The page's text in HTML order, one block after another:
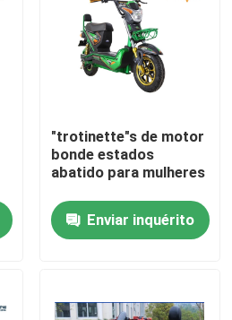
"trotinette"s de motor
bonde estados
abatido para mulheres
Enviar inquérito